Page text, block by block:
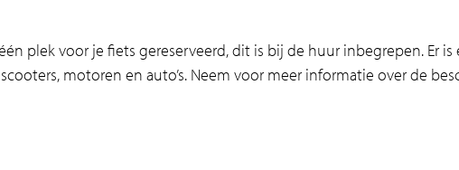
plek voor je fiets gereserveerd, dit is bij de huur inbegrepen. Er
motoren en auto’s. Neem voor meer informatie over de